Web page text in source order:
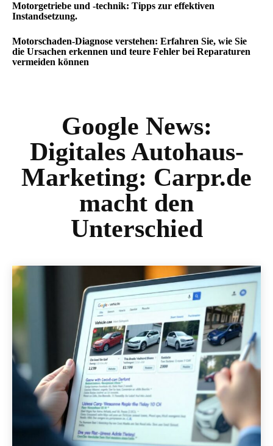
Motorgetriebe und -technik: Tipps zur effektiven
Instandsetzung.
Motorschaden-Diagnose verstehen: Erfahren Sie, wie Sie
die Ursachen erkennen und teure Fehler bei Reparaturen
vermeiden können
Google News:
Digitales Autohaus-
Marketing: Carpr.de
macht den
Unterschied